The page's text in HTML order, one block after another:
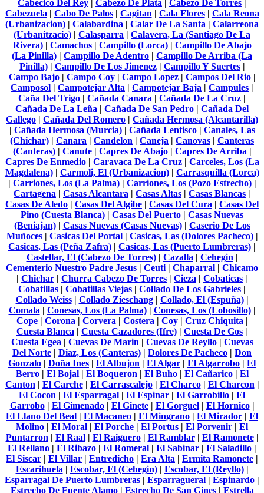
Cabecico Del Rey | Cabezo De Plata | Cabezo De Torres |
Cabezuela | Cabo De Palos| Cagitan | Cala Flores| Cala Reona
(Urbanizacion) | Calabardina | Calar De La Santa | Calarreona
(Urbanitzacio) | Calasparra | Calavera, La (Santiago De La
Rivera)| Camachos| Campillo (Lorca)| Campillo De Abajo
(La Pinilla) | Campillo De Adentro | Campillo De Arriba (La
Pinilla)| Campillo De Los Jimenez| Campillo Y Suertes|
Campo Bajo| Campo Coy| Campo Lopez| Campos Del Rio|
Camposol | Campotejar Alta | Campotejar Baja | Campules |
Caña Del Trigo | Cañada Canara | Cañada De La Cruz |
Cañada De La Leña | Cañada De San Pedro | Cañada Del
Gallego | Cañada Del Romero | Cañada Hermosa (Alcantarilla)
| Cañada Hermosa (Murcia)| Cañada Lentisco| Canales, Las
(Chichar) | Canara | Candelon | Caneja | Canovas | Canteras
(Canteras)| Canute| Capres De Abajo| Capres De Arriba |
Capres De Enmedio| Caravaca De La Cruz| Carceles, Los (La
Magdalena)| Carmoli, El (Urbanizacion)| Carrasquilla (Lorca)
| Carriones, Los (La Palma)| Carriones, Los (Pozo Estrecho)|
Cartagena | Casas Alcantara | Casas Altas | Casas Blancas |
Casas De Aledo | Casas Del Algibe | Casas Del Cura | Casas Del
Pino (Cuesta Blanca) | Casas Del Puerto | Casas Nuevas
(Beniajan)| Casas Nuevas (Casas Nuevas)| Caserio De Los
Muñoces| Casicas Del Portal| Casicas, Las (Dolores Pacheco)|
Casicas, Las (Peña Zafra) | Casicas, Las (Puerto Lumbreras) |
Castellar, El (Cabezo De Torres)| Cazalla | Cehegin |
Cementerio Nuestro Padre Jesus | Ceuti | Chaparral | Chicamo
| Chichar | Churra Cabezo De Torres | Cieza | Cobaticas |
Cobatillas | Cobatillas Viejas | Collado De Los Gabrieles |
Collado Weiss| Collado Zieschang| Collado, El (Espuña)|
Comala | Conesas, Los (La Palma)| Conesas, Los (Lobosillo)|
Cope| Corona | Corvera | Costera | Coy| Cruz Chiquita |
Cuesta Blanca | Cuesta Cazadores (Ifre) | Cuesta De Gos |
Cuesta Egea | Cuevas De Marin | Cuevas De Reyllo| Cuevas
Del Norte | Diaz, Los (Canteras) | Dolores De Pacheco | Don
Gonzalo | Doña Ines | El Albujon | El Algar | El Algarrobo | El
Berro| El Bojal| El Boqueron | El Buho| El Cañarico| El
Canton | El Carche| El Carrascalejo| El Charco| El Charcon |
El Cocon | El Esparragal | El Espinar | El Garrobillo | El
Garrobo| El Gimenado| El Ginete| El Gorguel| El Hornico|
El Llano Del Beal | El Macaneo | El Mingrano | El Mirador | El
Molino | El Moral | El Porche | El Portus | El Porvenir | El
Puntarron | El Raal| El Raiguero| El Ramblar| El Ramonete|
El Rellano | El Ribazo | El Romeral | El Sabinar | El Saladillo |
El Siscar | El Villar | Entredicho | Era Alta | Ermita Ramonete |
Escarihuela | Escobar, El (Cehegin)| Escobar, El (Reyllo)|
Esparragal De Puerto Lumbreras | Esparragueral | Espinardo |
Estrecho De Fuente Alamo| Estrecho De San Gines| Estrella